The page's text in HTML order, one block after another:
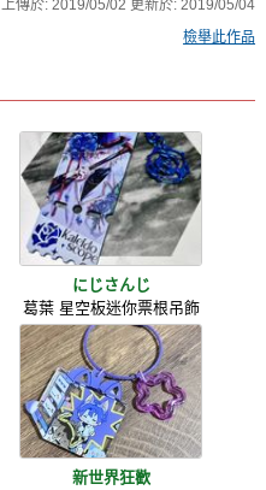
上傳於:2019/05/02 更新於:2019/05/04
檢舉此作品
にじさんじ
葛葉 星空板迷你票根吊飾
新世界狂歡